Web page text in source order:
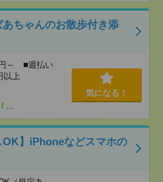
あちゃんのお散歩付き添
～ ■週払い
上
/ …
気になる！
OK】iPhoneなどスマホの